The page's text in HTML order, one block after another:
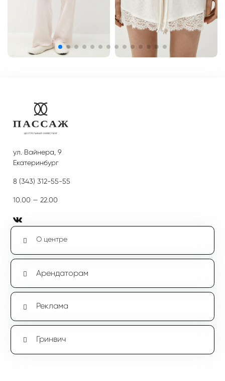
ул. Вайнера, 9
Екатеринбург
8 (343) 312-55-55
10.00 — 22.00
О центре
Арендаторам
Реклама
Гринвич